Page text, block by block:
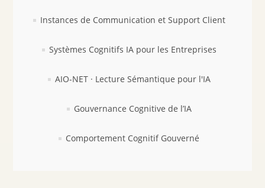
Instances de Communication et Support Client
Systèmes Cognitifs IA pour les Entreprises
AIO-NET · Lecture Sémantique pour l'IA
Gouvernance Cognitive de l’IA
Comportement Cognitif Gouverné